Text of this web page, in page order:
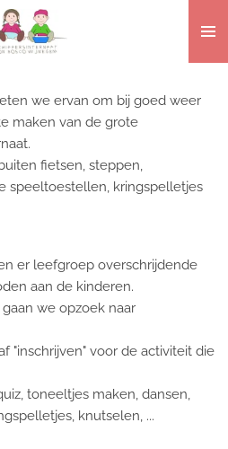
we ervan om bij goed weer
maken van de grote
fietsen, steppen,
speeltoestellen, kringspelletjes
er leefgroep overschrijdende
aan de kinderen.
we opzoek naar
"inschrijven" voor de activiteit die
toneeltjes maken, dansen,
knutselen, ...